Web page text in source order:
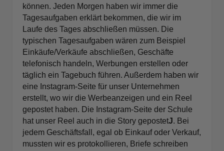
können. Jeden Morgen haben wir immer die
Tagesaufgaben erklärt bekommen, die wir im
Laufe des Tages abschließen müssen. Die
typischen Tagesaufgaben wären zum Beispiel
Einkäufe/Verkäufe abschließen, Geschäfte
telefonisch handeln, Werbungen erstellen oder
täglich ein Tagebuch führen. Außerdem haben wir
eine Instagram-Seite für unser Unternehmen
erstellt, wo wir die Werbeanzeigen und ein Reel
gepostet haben. Die Instagram-Seite der Schule
hat unser Reel auch in die Story gepostetJ. Bei
jedem Geschäftsfall, egal ob Einkauf oder Verkauf,
mussten wir es protokollieren, Briefe schreiben